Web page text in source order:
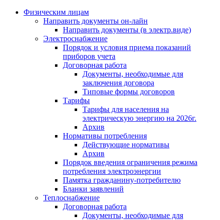
Физическим лицам
Направить документы он-лайн
Направить документы (в электр.виде)
Электроснабжение
Порядок и условия приема показаний
приборов учета
Договорная работа
Документы, необходимые для
заключения договора
Типовые формы договоров
Тарифы
Тарифы для населения на
электрическую энергию на 2026г.
Архив
Нормативы потребления
Действующие нормативы
Архив
Порядок введения ограничения режима
потребления электроэнергии
Памятка гражданину-потребителю
Бланки заявлений
Теплоснабжение
Договорная работа
Документы, необходимые для